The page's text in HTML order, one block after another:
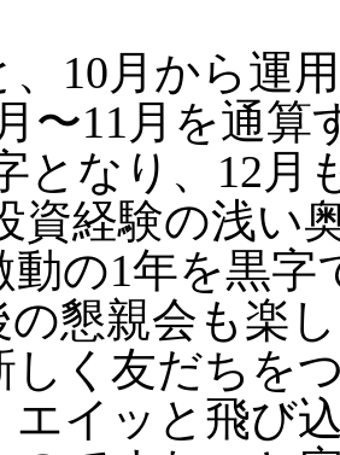
10月から運
〜11月を通算
となり、12月
経験の浅い
動の1年を黒字
の懇親会も楽
しく友だちを
エイッと飛び